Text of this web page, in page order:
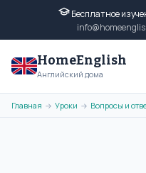
Бесплатное
HomeEnglish
Английский дома
Главная → Уроки → Вопросы и